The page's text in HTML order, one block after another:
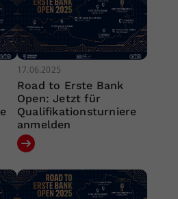
17.06.2025
Road to Erste Bank
Open: Jetzt für
Qualifikationsturniere
anmelden